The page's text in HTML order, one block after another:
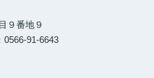
９番地９
91-6643